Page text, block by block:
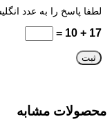
لطفا پاسخ را به عدد
17 + 10 =
محصولات مشابه